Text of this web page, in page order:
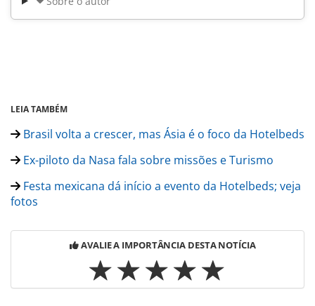
LEIA TAMBÉM
Brasil volta a crescer, mas Ásia é o foco da Hotelbeds
Ex-piloto da Nasa fala sobre missões e Turismo
Festa mexicana dá início a evento da Hotelbeds; veja
fotos
AVALIE A IMPORTÂNCIA DESTA NOTÍCIA